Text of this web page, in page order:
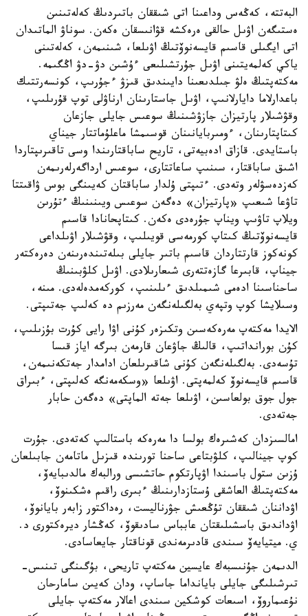
البەتتە، كەڭەس وداعىنا اتى شىققان باتىردىڭ كەلەتىنىن
ەستىگەن اۋىل حالقى ەرەكشە قۋانىسقان ەكەن. سوناۋ الماتىدان
اتى ايگىلى قاسىم قايسەنوۆتىڭ اۋىلعا، شىنىمەن، كەلەتىنى
ياكي كەلمەيتىنى اۋىل جۇرتشىلىعى ءۇشىن دۋ-دۋ اڭگىمە.
مەكتەپتىڭ ەلۋ جىلدىعىنا دايىندىق قىزۋ ءجۇرىپ، كونسەرتتىك
باعدارلاما دايارلانىپ، اۋىل جاستارىنان ارناۋلى توپ قۇرىلىپ،
وقۋشىلار پارتيزان جازۋشىنىڭ سوعىس جايلى جازعان
كىتاپتارىنان، ءومىربايانىنان قوسىمشا ماعلۇماتتار جيناي
باستايدى. قازاق ادەبيەتى، تاريح ساباقتارىندا وسى تاقىرىپتاردا
اشىق ساباقتار، سىنىپ ساعاتتارى، سوعىس ارداگەرلەرىمەن
كەزدەسۋلەر وتەدى. ءتىپتى ۇلدار ساباقتان كەيىنگى بوس ۋاقىتتا
تاۋعا شىعىپ «پارتيزان» دەگەن سوعىس ويىنىنىڭ ءتۇرىن
ويلاپ تاۋىپ ويناپ جۇرەدى ەكەن. كىتاپحانادا قاسىم
قايسەنوۆتىڭ كىتاپ كورمەسى قويىلىپ، وقۋشىلار اۋىلداعى
كونەكوز قارتتاردان قاسىم باتىر جايلى بىلەتىندەرىنەن دەرەكتەر
جيناپ، قابىرعا گازەتتەرى شىعارىلادى. اۋىل كلۋبىنىڭ
ساحناسىنا ادەمى شىمىلدىق ءىلىنىپ، كوركەمدەلەدى. مىنە،
وسىلايشا كوپ وتپەي بەلگىلەنگەن مەرزىم دە كەلىپ جەتىپتى.
الايدا مەكتەپ مەرەكەسىن وتكىزەر كۇنى اۋا رايى كۇرت بۇزىلىپ،
كۇن بورانداتىپ، قالىڭ جاۋعان قارمەن بىرگە اياز قىسا
تۇسەدى. بەلگىلەنگەن كۇنى شاقىرىلعان ادامدار جەتكەنىمەن،
قاسىم قايسەنوۆ كەلمەپتى. اۋىلعا «وسكەمەنگە كەلىپتى، ءبىراق
جول جوق بولعاسىن، اۋىلعا جەتە الماپتى» دەگەن حابار
جەتەدى.
امالسىزدان كەشىرەك بولسا دا مەرەكە باستالىپ كەتەدى. جۇرت
كوپ جينالىپ، كلۋبتاعى ساحنا تورىندە قىزىل ماتامەن جابىلعان
ۇزىن ستول باسىندا اۋپارتكوم حاتشىسى ورالبەك مالدىبايەۆ،
مەكتەپتىڭ العاشقى ۇستازدارىنىڭ ءبىرى راقىم ەشكىنوۆ،
اۋداننان شىققان تۇڭعىش جۋرناليست، رەداكتور زابەر بايانوۆ،
اۋداندىق باسشىلىقتان عابباس سادىقوۆ، كەڭشار ديرەكتورى د.
ي. ميتيايەۆ سىندى قادىرمەندى قوناقتار جايعاسادى.
الدىمەن جۇنىسبەك عايسين مەكتەپ تاريحى، بۇگىنگى تىنىس-
تىرشىلىگى جايلى بايانداما جاساپ، ودان كەيىن سامارحان
نۇعىماروۆ، اسىعات كوشكين سىندى اعالار مەكتەپ جايلى